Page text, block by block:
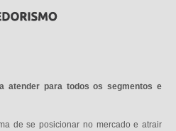
atender para todos os segmentos e
de se posicionar no mercado e atrair